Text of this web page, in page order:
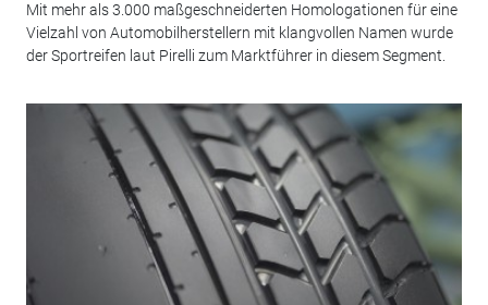
Mit mehr als 3.000 maßgeschneiderten Homologationen für eine
Vielzahl von Automobilherstellern mit klangvollen Namen wurde
der Sportreifen laut Pirelli zum Marktführer in diesem Segment.